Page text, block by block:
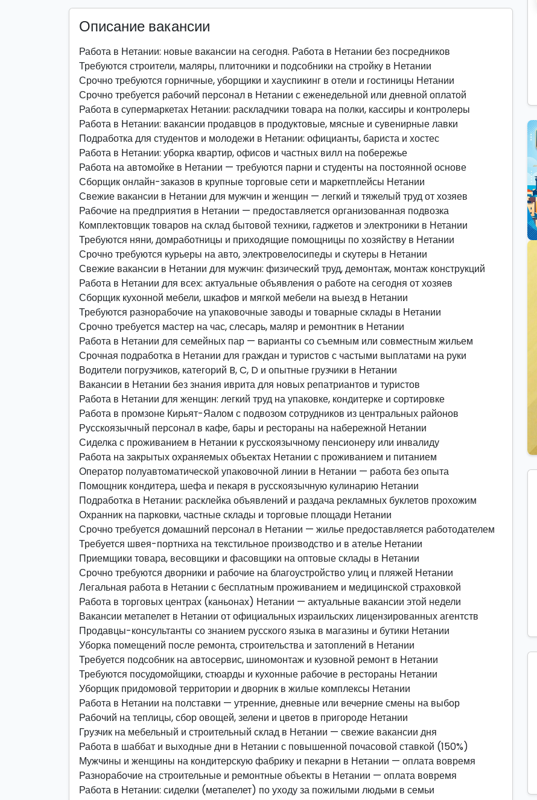
Описание вакансии
Работа в Нетании: новые вакансии на сегодня. Работа в Нетании без посредников
Требуются строители, маляры, плиточники и подсобники на стройку в Нетании
Срочно требуются горничные, уборщики и хауспикинг в отели и гостиницы Нетании
Срочно требуется рабочий персонал в Нетании с еженедельной или дневной оплатой
Работа в супермаркетах Нетании: раскладчики товара на полки, кассиры и контролеры
Работа в Нетании: вакансии продавцов в продуктовые, мясные и сувенирные лавки
Подработка для студентов и молодежи в Нетании: официанты, бариста и хостес
Работа в Нетании: уборка квартир, офисов и частных вилл на побережье
Работа на автомойке в Нетании — требуются парни и студенты на постоянной основе
Сборщик онлайн-заказов в крупные торговые сети и маркетплейсы Нетании
Свежие вакансии в Нетании для мужчин и женщин — легкий и тяжелый труд от хозяев
Рабочие на предприятия в Нетании — предоставляется организованная подвозка
Комплектовщик товаров на склад бытовой техники, гаджетов и электроники в Нетании
Требуются няни, домработницы и приходящие помощницы по хозяйству в Нетании
Срочно требуются курьеры на авто, электровелосипеды и скутеры в Нетании
Свежие вакансии в Нетании для мужчин: физический труд, демонтаж, монтаж конструкций
Работа в Нетании для всех: актуальные объявления о работе на сегодня от хозяев
Сборщик кухонной мебели, шкафов и мягкой мебели на выезд в Нетании
Требуются разнорабочие на упаковочные заводы и товарные склады в Нетании
Срочно требуется мастер на час, слесарь, маляр и ремонтник в Нетании
Работа в Нетании для семейных пар — варианты со съемным или совместным жильем
Срочная подработка в Нетании для граждан и туристов с частыми выплатами на руки
Водители погрузчиков, категорий B, C, D и опытные грузчики в Нетании
Вакансии в Нетании без знания иврита для новых репатриантов и туристов
Работа в Нетании для женщин: легкий труд на упаковке, кондитерке и сортировке
Работа в промзоне Кирьят-Яалом с подвозом сотрудников из центральных районов
Русскоязычный персонал в кафе, бары и рестораны на набережной Нетании
Сиделка с проживанием в Нетании к русскоязычному пенсионеру или инвалиду
Работа на закрытых охраняемых объектах Нетании с проживанием и питанием
Оператор полуавтоматической упаковочной линии в Нетании — работа без опыта
Помощник кондитера, шефа и пекаря в русскоязычную кулинарию Нетании
Подработка в Нетании: расклейка объявлений и раздача рекламных буклетов прохожим
Охранник на парковки, частные склады и торговые площади Нетании
Срочно требуется домашний персонал в Нетании — жилье предоставляется работодателем
Требуется швея-портниха на текстильное производство и в ателье Нетании
Приемщики товара, весовщики и фасовщики на оптовые склады в Нетании
Срочно требуются дворники и рабочие на благоустройство улиц и пляжей Нетании
Легальная работа в Нетании с бесплатным проживанием и медицинской страховкой
Работа в торговых центрах (каньонах) Нетании — актуальные вакансии этой недели
Вакансии метапелет в Нетании от официальных израильских лицензированных агентств
Продавцы-консультанты со знанием русского языка в магазины и бутики Нетании
Уборка помещений после ремонта, строительства и затоплений в Нетании
Требуется подсобник на автосервис, шиномонтаж и кузовной ремонт в Нетании
Требуются посудомойщики, стюарды и кухонные рабочие в рестораны Нетании
Уборщик придомовой территории и дворник в жилые комплексы Нетании
Работа в Нетании на полставки — утренние, дневные или вечерние смены на выбор
Рабочий на теплицы, сбор овощей, зелени и цветов в пригороде Нетании
Грузчик на мебельный и строительный склад в Нетании — свежие вакансии дня
Работа в шаббат и выходные дни в Нетании с повышенной почасовой ставкой (150%)
Мужчины и женщины на кондитерскую фабрику и пекарни в Нетании — оплата вовремя
Разнорабочие на строительные и ремонтные объекты в Нетании — оплата вовремя
Работа в Нетании: сиделки (метапелет) по уходу за пожилыми людьми в семьи